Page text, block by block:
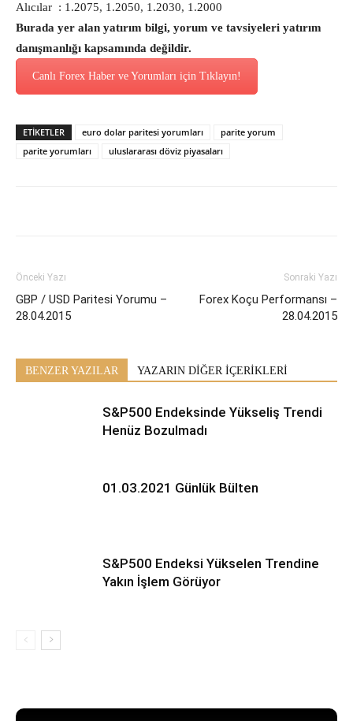
Alıcılar : 1.2075, 1.2050, 1.2030, 1.2000
Burada yer alan yatırım bilgi, yorum ve tavsiyeleri yatırım
danışmanlığı kapsamında değildir.
Canlı Forex Haber ve Yorumları için Tıklayın!
ETİKETLER euro dolar paritesi yorumları
parite yorum
parite yorumları
uluslararası döviz piyasaları
Önceki Yazı
GBP / USD Paritesi Yorumu –
28.04.2015
Sonraki Yazı
Forex Koçu Performansı –
28.04.2015
BENZER YAZILAR YAZARIN DİĞER İÇERİKLERİ
S&P500 Endeksinde Yükseliş Trendi
Henüz Bozulmadı
01.03.2021 Günlük Bülten
S&P500 Endeksi Yükselen Trendine
Yakın İşlem Görüyor